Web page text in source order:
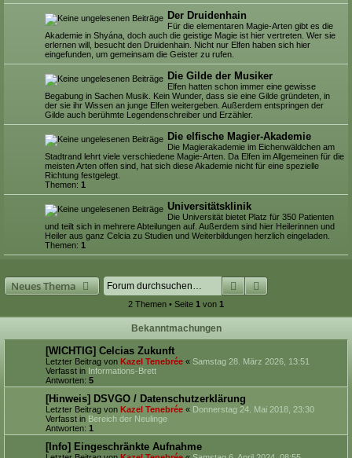
Der Druidenhain
Für die elementaren Magie-Arten gibt es die
Akademie in Shyána, doch auch die geistige Magie ist hier vertreten. Wer sie
erlernen will, besucht den Druidenhain. Nicht nur Elfen haben sich hier
eingefunden, um gemeinsam die Geister zu rufen.
Die Gilde der Musiker
Elfen hatten schon immer eine gewisse
Begabung in Sachen Musik. Kein Wunder, dass sie eine Gilde gründeten, in
der sie ihr Wissen an junge Elfen weitergeben. Außerdem entspringen der
Gilde auch berühmte Legendenschreiber und Erzähler.
Die elfische Magier-Akademie
Die Magierakademie im Eichenwäldchen am
Stadtrand lehrt viele verschiedene Magie-Arten. Da Elfen im Allgemeinen für die
meisten Arten offen sind, hat sich diese Akademie nicht für eine spezielle
Richtung festgelegt.
Themen: 1
Universitätsklinik
Die Universität bietet Platz für 350 Patienten
und teilt sich in mehrere Abteilungen auf. Außerdem sind hier Heilerinnen und
Heiler aus ganz Celcia zu Studien und Weiterbildungen herzlich eingeladen.
Themen: 1
Neues Thema SucheErweiterte Suche
2 Themen • Seite 1 von 1
Bekanntmachungen
[WICHTIG] Celcias Zukunft
Letzter Beitrag von Kazel Tenebrée « Samstag 28. März 2026, 13:51
Verfasst in Informations-Brett
Antworten: 5
[Hinweis] DSVGO / Datenschutzerklärung
Letzter Beitrag von Kazel Tenebrée « Donnerstag 24. Mai 2018, 23:30
Verfasst in Bereich der Neulinge
Antworten: 1
[Info] Eingeschränkte Aufnahme